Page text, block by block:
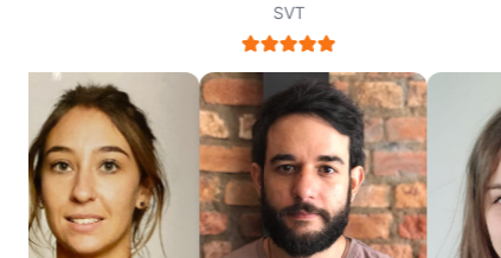
SVT